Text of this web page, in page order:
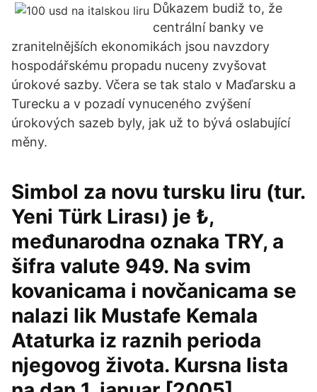
Důkazem budiž to, že
centrální banky ve
zranitelnějších ekonomikách jsou navzdory
hospodářskému propadu nuceny zvyšovat
úrokové sazby. Včera se tak stalo v Maďarsku a
Turecku a v pozadí vynuceného zvýšení
úrokových sazeb byly, jak už to bývá oslabující
měny.
Simbol za novu tursku liru (tur.
Yeni Türk Lirası) je ₺,
međunarodna oznaka TRY, a
šifra valute 949. Na svim
kovanicama i novčanicama se
nalazi lik Mustafe Kemala
Ataturka iz raznih perioda
njegovog života. Kursna lista